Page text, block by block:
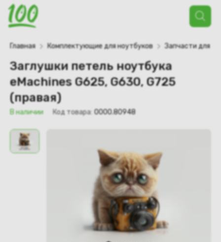
Поиск
товаров
Главная Комплектующие для ноутбуков Запчасти для
Заглушки петель ноутбука
eMachines G625, G630, G725
(правая)
В наличии Код товара: 0000.80948